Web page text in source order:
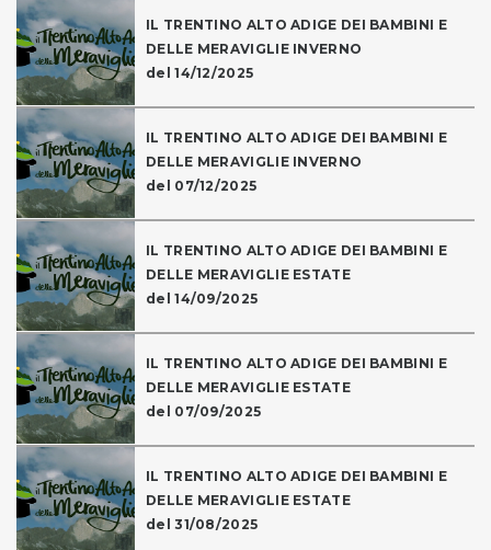
IL TRENTINO ALTO ADIGE DEI BAMBINI E
DELLE MERAVIGLIE INVERNO
del 14/12/2025
IL TRENTINO ALTO ADIGE DEI BAMBINI E
DELLE MERAVIGLIE INVERNO
del 07/12/2025
IL TRENTINO ALTO ADIGE DEI BAMBINI E
DELLE MERAVIGLIE ESTATE
del 14/09/2025
IL TRENTINO ALTO ADIGE DEI BAMBINI E
DELLE MERAVIGLIE ESTATE
del 07/09/2025
IL TRENTINO ALTO ADIGE DEI BAMBINI E
DELLE MERAVIGLIE ESTATE
del 31/08/2025